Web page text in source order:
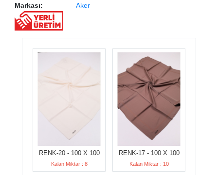
Markası:
Aker
RENK-20 - 100 X 100
Kalan Miktar : 8
RENK-17 - 100 X 100
Kalan Miktar : 10